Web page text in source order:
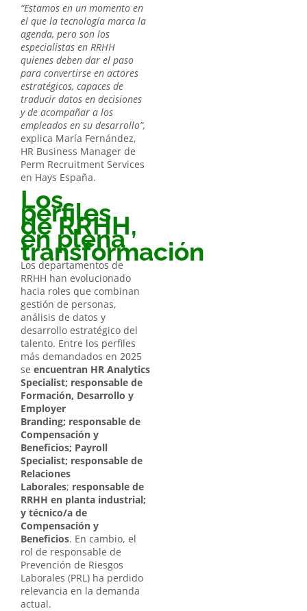
“Estamos en un momento en
el que la tecnología marca la
agenda, pero son los
especialistas en RRHH
quienes deben dar el paso
para convertirse en actores
estratégicos, capaces de
traducir datos en decisiones
y de acompañar a los
empleados en su desarrollo”,
explica María Fernández,
HR Business Manager de
Perm Recruitment Services
en Hays España.
Los
perfiles
de RRHH,
en plena
transformación
Los departamentos de
RRHH han evolucionado
hacia roles que combinan
gestión de personas,
análisis de datos y
desarrollo estratégico del
talento. Entre los perfiles
más demandados en 2025
se encuentran HR Analytics
Specialist; responsable de
Formación, Desarrollo y
Employer
Branding; responsable de
Compensación y
Beneficios; Payroll
Specialist; responsable de
Relaciones
Laborales; responsable de
RRHH en planta industrial;
y técnico/a de
Compensación y
Beneficios. En cambio, el
rol de responsable de
Prevención de Riesgos
Laborales (PRL) ha perdido
relevancia en la demanda
actual.